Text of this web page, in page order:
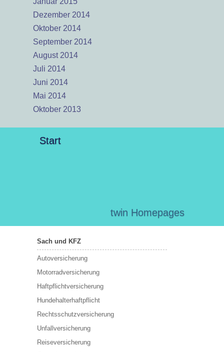
Dezember 2014
Oktober 2014
September 2014
August 2014
Juli 2014
Juni 2014
Mai 2014
Oktober 2013
Start
twin Homepages
Sach und KFZ
Autoversicherung
Motorradversicherung
Haftpflichtversicherung
Hundehalterhaftpflicht
Rechtsschutzversicherung
Unfallversicherung
Reiseversicherung